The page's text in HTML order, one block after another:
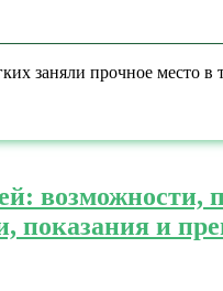
заняли прочное место
возможности,
показания и